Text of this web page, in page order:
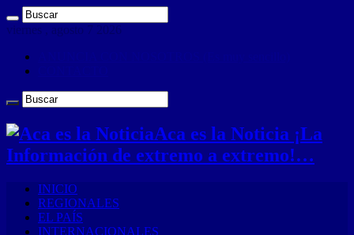
viernes , agosto 7 2026
Aca es la Noticia ¡La
Información de extremo a extremo!…
INICIO
REGIONALES
EL PAÍS
INTERNACIONALES